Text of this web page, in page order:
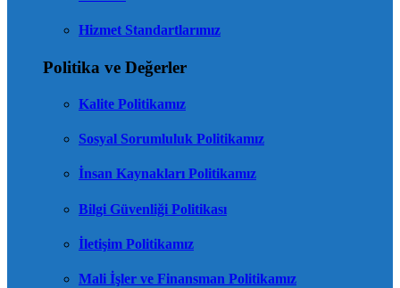
Hizmet Standartlarımız
Politika ve Değerler
Kalite Politikamız
Sosyal Sorumluluk Politikamız
İnsan Kaynakları Politikamız
Bilgi Güvenliği Politikası
İletişim Politikamız
Mali İşler ve Finansman Politikamız